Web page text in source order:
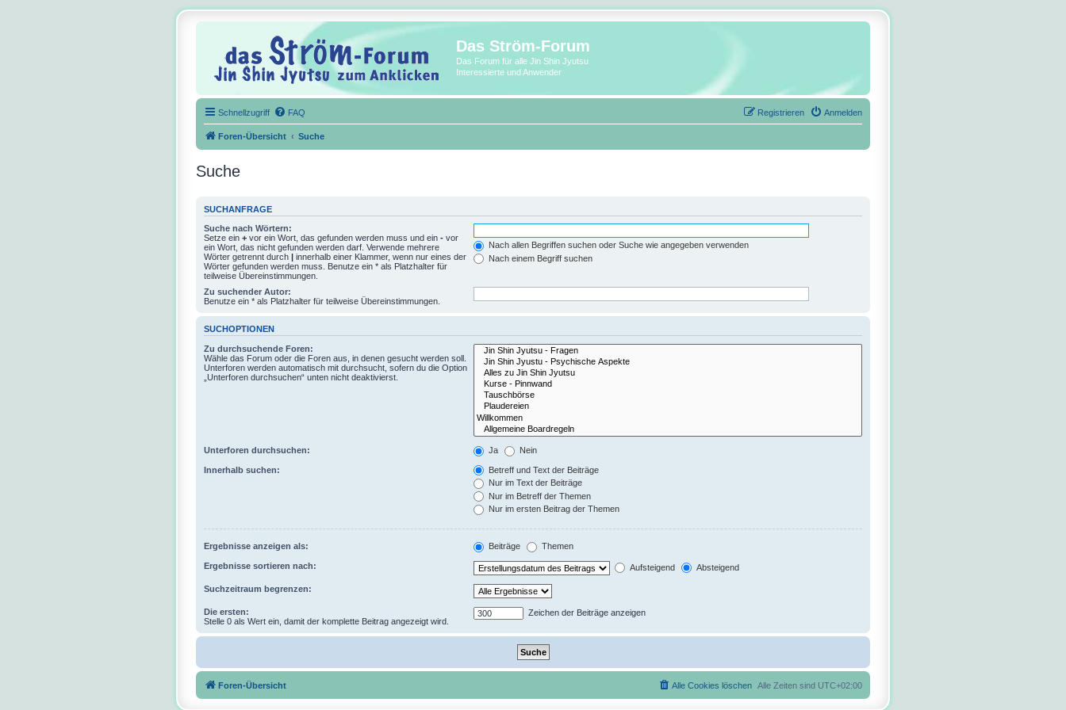
Das Ström-Forum
Das Forum für alle Jin Shin Jyutsu
Interessierte und Anwender
Schnellzugriff FAQ Anmelden
Registrieren
Foren-Übersicht Suche
Suche
SUCHANFRAGE
Suche nach Wörtern:
Setze ein + vor ein Wort, das gefunden werden muss und ein - vor
ein Wort, das nicht gefunden werden darf. Verwende mehrere
Wörter getrennt durch | innerhalb einer Klammer, wenn nur eines der
Wörter gefunden werden muss. Benutze ein * als Platzhalter für
teilweise Übereinstimmungen.
Nach allen Begriffen suchen oder Suche wie angegeben verwenden
Nach einem Begriff suchen
Zu suchender Autor:
Benutze ein * als Platzhalter für teilweise Übereinstimmungen.
SUCHOPTIONEN
Zu durchsuchende Foren:
Wähle das Forum oder die Foren aus, in denen gesucht werden soll.
Unterforen werden automatisch mit durchsucht, sofern du die Option
„Unterforen durchsuchen“ unten nicht deaktivierst.
Unterforen durchsuchen: Ja Nein
Innerhalb suchen:
Betreff und Text der Beiträge
Nur im Text der Beiträge
Nur im Betreff der Themen
Nur im ersten Beitrag der Themen
Ergebnisse anzeigen als: Beiträge Themen
Ergebnisse sortieren nach: Aufsteigend Absteigend
Suchzeitraum begrenzen:
Die ersten:
Stelle 0 als Wert ein, damit der komplette Beitrag angezeigt wird.
Zeichen der Beiträge anzeigen
Foren-Übersicht Alle Zeiten sind UTC+02:00
Alle Cookies löschen